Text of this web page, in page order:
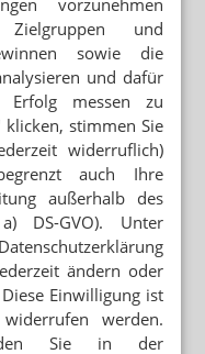
und
sowie die
und dafür
messen zu
stimmen Sie
widerruflich)
auch Ihre
außerhalb des
DS-GVO). Unter
ändern oder
Einwilligung ist
werden.
Sie in der